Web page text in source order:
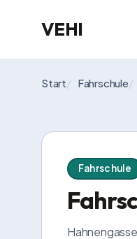
VEHI
Start/ Fahrschule/
Fahrschule